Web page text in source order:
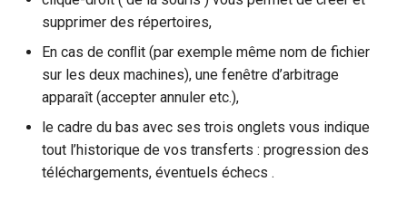
supprimer des répertoires,
En cas de conﬂit (par exemple même nom de fichier
sur les deux machines), une fenêtre d’arbitrage
apparaît (accepter annuler etc.),
le cadre du bas avec ses trois onglets vous indique
tout l’historique de vos transferts : progression des
téléchargements, éventuels échecs .